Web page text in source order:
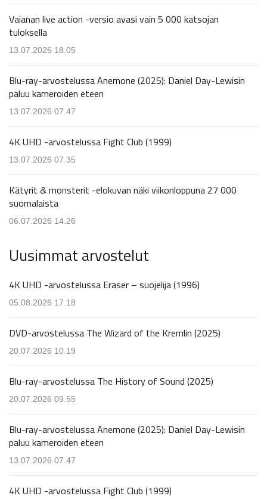
Vaianan live action -versio avasi vain 5 000 katsojan
tuloksella
13.07.2026 18.05
Blu-ray-arvostelussa Anemone (2025): Daniel Day-Lewisin
paluu kameroiden eteen
13.07.2026 07.47
4K UHD -arvostelussa Fight Club (1999)
13.07.2026 07.35
Kätyrit & monsterit -elokuvan näki viikonloppuna 27 000
suomalaista
06.07.2026 14.26
Uusimmat arvostelut
4K UHD -arvostelussa Eraser – suojelija (1996)
05.08.2026 17.18
DVD-arvostelussa The Wizard of the Kremlin (2025)
20.07.2026 10.19
Blu-ray-arvostelussa The History of Sound (2025)
20.07.2026 09.55
Blu-ray-arvostelussa Anemone (2025): Daniel Day-Lewisin
paluu kameroiden eteen
13.07.2026 07.47
4K UHD -arvostelussa Fight Club (1999)